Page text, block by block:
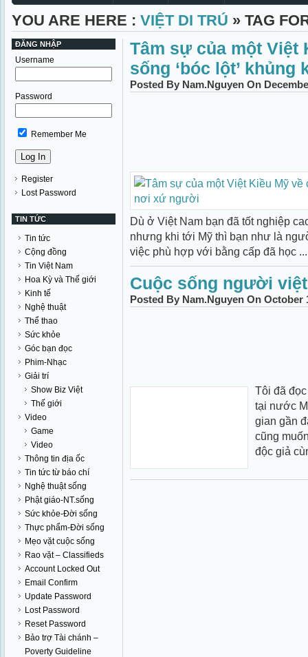
YOU ARE HERE : VIỆT DI TRÚ » TAG
ĐĂNG NHẬP
Username
Password
Remember Me
Register
Lost Password
TIN TỨC
Tin tức
Cộng đồng
Tin Việt Nam
Hoa Kỳ và Thế giới
Kinh tế
Nghệ thuật
Thể thao
Sức khỏe
Góc bạn đọc
Phim-Nhạc
Giải trí
Show Biz Việt
Thế giới
Video
Game
Video
Thông tin địa ốc
Tin tức từ báo chí
Nghệ thuật sống
Phật giáo-NT.sống
Sức khỏe-Đời sống
Thực phẩm-Đời sống
Mẹo vặt cuộc sống
Rao vặt – Classifieds
Account Locked Out
Email Confirm
Update Password
Lost Password
Reset Password
Bảo trợ Tài chánh –
Poverty Guideline
Tâm sự của một Việt
sống ‘bóc lột’
Posted By Nam.Nguyen On
Dù ở Việt Nam bạn đã tốt nghiệp
nhưng khi tới Mỹ thì bạn như là
việc phù hợp với bằng cấp đã học ...
Cuộc sống người
Posted By Nam.Nguyen On October
Tôi đã
tại nước
gian gần
cũng
độc giả